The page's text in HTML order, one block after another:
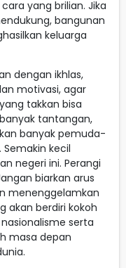
yang brilian. Jika
bangunan
keluarga
dengan ikhlas,
motivasi, agar
takkan bisa
tantangan,
banyak pemuda-
kecil
negeri ini. Perangi
biarkan arus
menenggelamkan
akan berdiri kokoh
serta
masa depan